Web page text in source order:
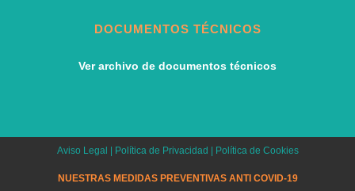
DOCUMENTOS TÉCNICOS
Ver archivo de documentos técnicos
Aviso Legal Política de Privacidad Política de Cookies
NUESTRAS MEDIDAS PREVENTIVAS ANTI COVID-19